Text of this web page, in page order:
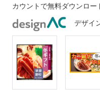
カウントで無料ダウンロー
デザイ